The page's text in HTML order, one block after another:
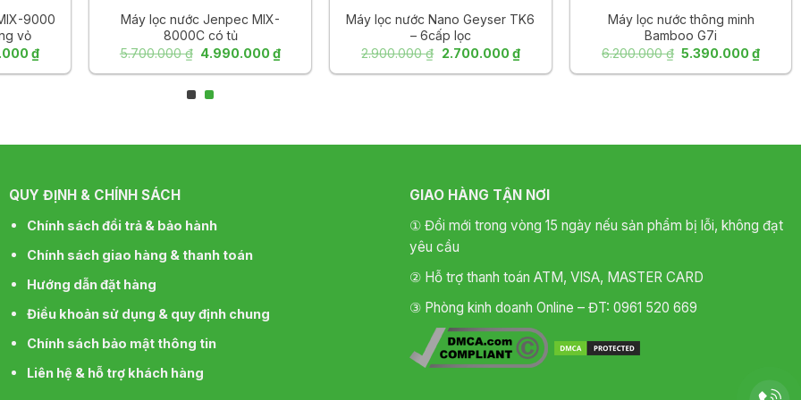
tạp chất được tiết ra từ dầu mỏ, clo, kim loại nặng, thuốc trừ
được hòa tan trong nước.
bẩn, sạch.
vi rút, vi khuẩn có trong nước và tất cả các tạp chất hòa tan trong
lọc khử toàn bộ các độc tố, các chất có hại cho sức khỏe con
và bổ dưỡng với nhiều khoáng chất được giữ lại qua hệ thống lọc.
bẩn, sạch.
Máy lọc nước thông minh
Bamboo G7i
6.200.000₫ Giá
là:
5.390.000₫Giá
tại
Máy lọc nước Nano Geyser TK6
– 6cấp lọc
2.900.000₫ Giá
là:
2.700.000₫Giá
hiện
tại
Máy lọc nước Jenpec MIX-
8000C có tủ
5.700.000₫ Giá
là:
5.700.000 ₫.
4.990.000₫Giá
tại
9000
vỏ
₫Giá
hiện
tại
QUY ĐỊNH & CHÍNH SÁCH
Chính sách đổi trả & bảo hành
Chính sách giao hàng & thanh toán
Hướng dẫn đặt hàng
Điều khoản sử dụng & quy định chung
Chính sách bảo mật thông tin
Liên hệ & hỗ trợ khách hàng
GIAO HÀNG TẬN NƠI
① Đổi mới trong vòng 15 ngày nếu sản phẩm bị lỗi, không đạt
yêu cầu
② Hỗ trợ thanh toán ATM, VISA, MASTER CARD
③ Phòng kinh doanh Online – ĐT: 0961 520 669